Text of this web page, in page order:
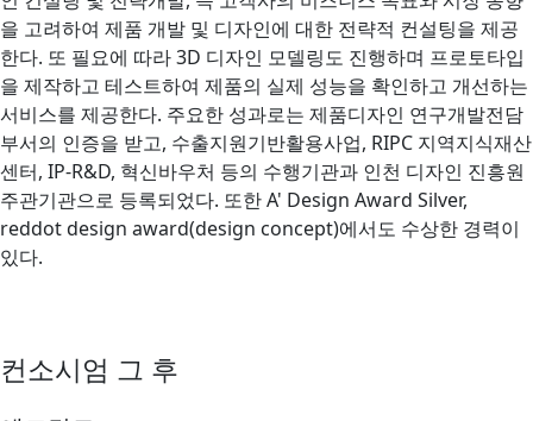
을 고려하여 제품 개발 및 디자인에 대한 전략적 컨설팅을 제공
한다. 또 필요에 따라 3D 디자인 모델링도 진행하며 프로토타입
을 제작하고 테스트하여 제품의 실제 성능을 확인하고 개선하는
서비스를 제공한다. 주요한 성과로는 제품디자인 연구개발전담
부서의 인증을 받고, 수출지원기반활용사업, RIPC 지역지식재산
센터, IP-R&D, 혁신바우처 등의 수행기관과 인천 디자인 진흥원
주관기관으로 등록되었다. 또한 A' Design Award Silver,
reddot design award(design concept)에서도 수상한 경력이
있다.
컨소시엄 그 후